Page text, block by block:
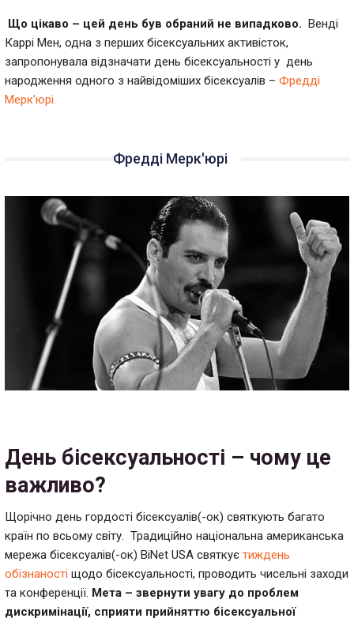
Що цікаво – цей день був обраний не випадково.
Венді
Каррі Мен, одна з перших бісексуальних активісток,
запропонувала відзначати день бісексуальності у день
народження одного з найвідоміших бісексуалів – Фредді
Мерк’юрі.
Фредді Мерк'юрі
День бісексуальності – чому це
важливо?
Щорічно день гордості бісексуалів(-ок) святкують багато
країн по всьому світу. Традиційно національна американська
мережа бісексуалів(-ок) BiNet USA святкує тиждень
обізнаності щодо бісексуальності, проводить чисельні заходи
та конференції. Мета – звернути увагу до проблем
дискримінації, сприяти прийняттю бісексуальної